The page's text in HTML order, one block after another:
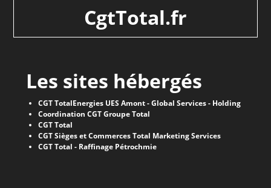
CgtTotal.fr
Les sites hébergés
CGT TotalEnergies UES Amont - Global Services - Holding
Coordination CGT Groupe Total
CGT Total
CGT Sièges et Commerces Total Marketing Services
CGT Total - Raffinage Pétrochmie